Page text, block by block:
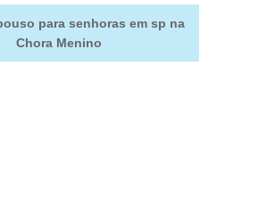
para senhoras em sp na
Chora Menino